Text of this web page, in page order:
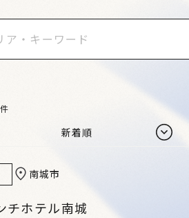
件
南城市
チホテル南城